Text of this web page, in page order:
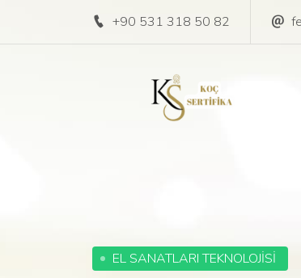
+90 531 318 50 82
EL SANATLARI TEKNOLOJİSİ